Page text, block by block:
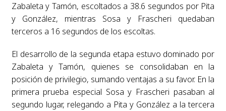
Zabaleta y Tamón, escoltados a 38.6 segundos por Pita
y González, mientras Sosa y Frascheri quedaban
terceros a 16 segundos de los escoltas.
El desarrollo de la segunda etapa estuvo dominado por
Zabaleta y Tamón, quienes se consolidaban en la
posición de privilegio, sumando ventajas a su favor. En la
primera prueba especial Sosa y Frascheri pasaban al
segundo lugar, relegando a Pita y González a la tercera